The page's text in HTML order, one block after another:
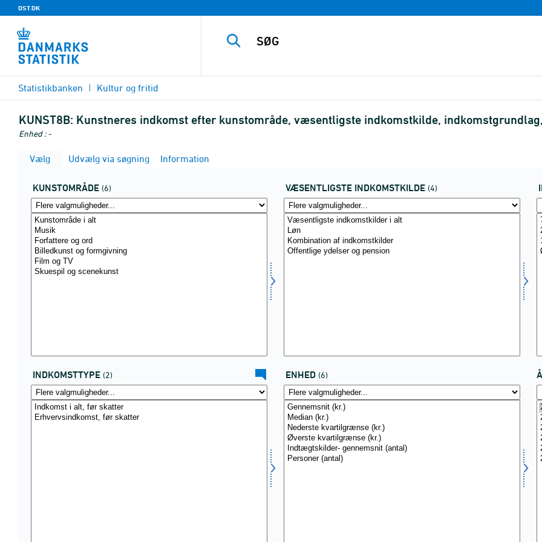
DST.DK
Statistikbanken Kultur og fritid
KUNST8B: Kunstneres indkomst efter kunstområde, væsentligste indkomstkilde,
Enhed : -
Vælg Udvælg via søgning Information
KUNSTOMRÅDE (6) VÆSENTLIGSTE INDKOMSTKILDE (4)
INDKOMSTTYPE (2) ENHED (6)